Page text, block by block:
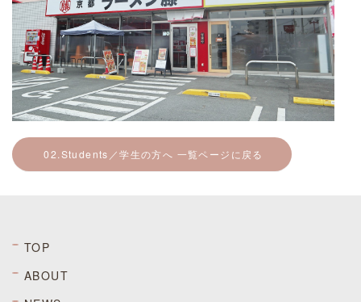
02.Students／学生の方へ 一覧ページに戻る
TOP
ABOUT